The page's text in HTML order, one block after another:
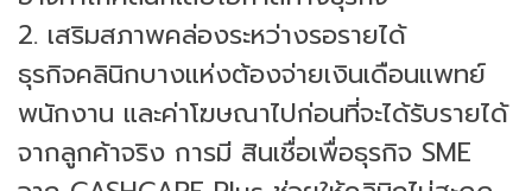
2. เสริมสภาพคล่องระหว่างรอรายได้
ธุรกิจคลินิกบางแห่งต้องจ่ายเงินเดือนแพทย์
พนักงาน และค่าโฆษณาไปก่อนที่จะได้รับรายได้
จากลูกค้าจริง การมี สินเชื่อเพื่อธุรกิจ SME